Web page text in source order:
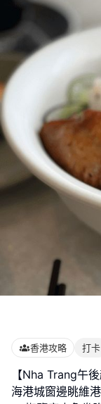
香港攻略 打卡
【Nha Trang午
海港城窗邊眺維